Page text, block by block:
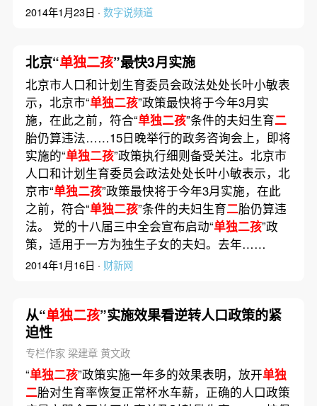
2014年1月23日 · 数字说频道
北京“单独二孩”最快3月实施
北京市人口和计划生育委员会政法处处长叶小敏表
示，北京市“单独二孩”政策最快将于今年3月实
施，在此之前，符合“单独二孩”条件的夫妇生育二
胎仍算违法……15日晚举行的政务咨询会上，即将
实施的“单独二孩”政策执行细则备受关注。北京市
人口和计划生育委员会政法处处长叶小敏表示，北
京市“单独二孩”政策最快将于今年3月实施，在此
之前，符合“单独二孩”条件的夫妇生育二胎仍算违
法。 党的十八届三中全会宣布启动“单独二孩”政
策，适用于一方为独生子女的夫妇。去年……
2014年1月16日 · 财新网
从“单独二孩”实施效果看逆转人口政策的紧
迫性
专栏作家 梁建章 黄文政
“单独二孩”政策实施一年多的效果表明，放开单独
二胎对生育率恢复正常杯水车薪，正确的人口政策